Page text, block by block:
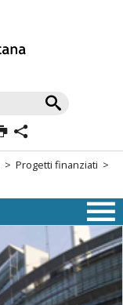
> Progetti finanziati >